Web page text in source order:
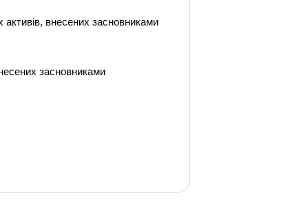
внесених засновниками
засновниками